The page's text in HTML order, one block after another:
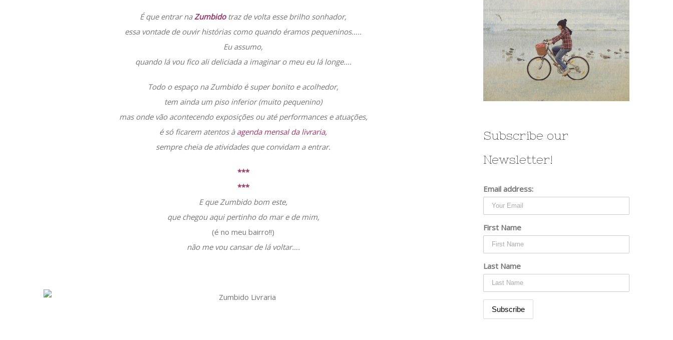
É que entrar naZumbidotraz de volta esse brilho sonhador,
essa vontade de ouvir histórias como quando éramos pequeninos…..
Eu assumo,
quando lá vou fico ali deliciada a imaginar o meu eu lá longe….
Todo o espaço na Zumbido é super bonito e acolhedor,
tem ainda um piso inferior (muito pequenino)
mas onde vão acontecendo exposições ou até performances e atuações,
é só ficarem atentos à agenda mensal da livraria,
sempre cheia de atividades que convidam a entrar.
***
***
E que Zumbido bom este,
que chegou aqui pertinho do mar e de mim,
(é no meu bairro!!)
não me vou cansar de lá voltar….
Subscribe our
Newsletter!
Email address:
First Name
Last Name